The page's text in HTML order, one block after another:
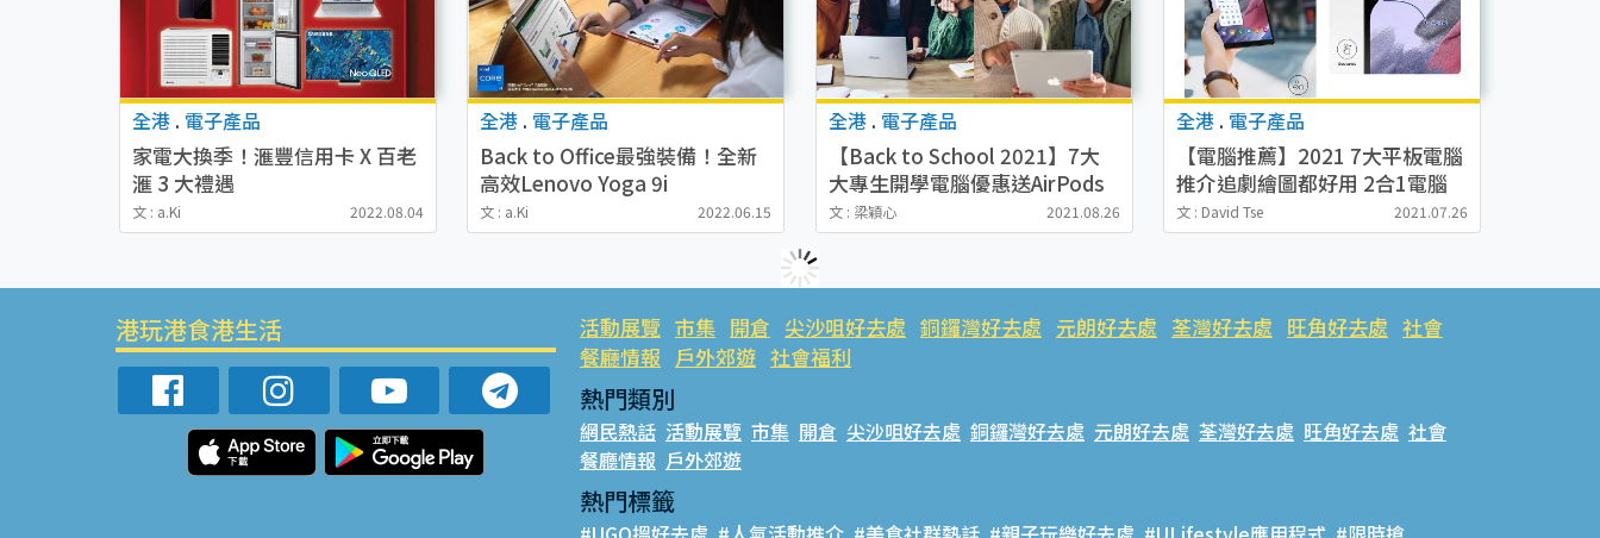
全港 . 電子產品
家電大換季！滙豐信用卡 X 百老
滙 3 大禮遇
文 : a.Ki 2022.08.04
全港 . 電子產品
Back to Office最強裝備！全新
高效Lenovo Yoga 9i
文 : a.Ki 2022.06.15
全港 . 電子產品
【Back to School 2021】7大
大專生開學電腦優惠送AirPods
Apple/ASUS/Lenovo/Microsof
t/DELL
文 : 梁穎心 2021.08.26
全港 . 電子產品
【電腦推薦】2021 7大平板電腦
推介追劇繪圖都好用 2合1電腦
性價比高！
Apple/Samsung/Microsoft
文 : David Tse 2021.07.26
港玩港食港生活 活動展覽 市集 開倉 尖沙咀好去處 銅鑼灣好去處 元朗好去處 荃灣好去處 旺角好去處 社會
餐廳情報 戶外郊遊 社會福利
熱門類別
網民熱話 活動展覽 市集 開倉 尖沙咀好去處 銅鑼灣好去處 元朗好去處 荃灣好去處 旺角好去處 社會
餐廳情報 戶外郊遊
熱門標籤